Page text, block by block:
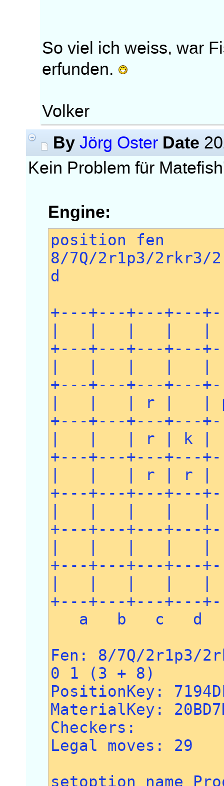
So viel ich weiss, war
erfunden.
Volker
By Jörg Oster Date
Kein Problem für
Engine:
position fen
8/7Q/2r1p3/
d
+---+---+---+---
| | | | |
+---+---+---+---
| | | | | |
+---+---+---+---
| | | r | |
+---+---+---+---
| | | r | k
+---+---+---+---
| | | r | r |
+---+---+---+---
| | | | | |
+---+---+---+---
| | | | |
+---+---+---+---
| | | | |
+---+---+---+---
a b c d
Fen: 8/7Q/2r1p3/
0 1 (3 + 8)
PositionKey:
MaterialKey:
Checkers:
Legal moves: 29
setoption name